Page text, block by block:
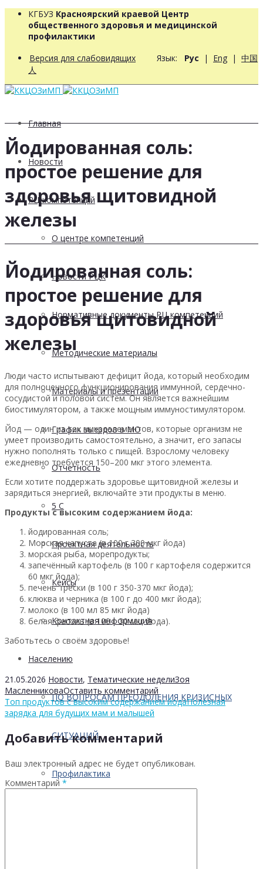
КГБУЗ Красноярский краевой Центр
общественного здоровья и медицинской
профилактики
Версия для слабовидящих Язык: Рус | Eng | 中国
人
Главная
Новости
РЦ компетенций
О центре компетенций
Новости РЦК
Нормативные документы РЦ компетенций
Методические материалы
Материалы и презентации
График выездов в МО
Отчетность
5 С
Проектная деятельность
Кейсы
Контактная информация
Населению
ПО ВОПРОСАМ ПРЕОДОЛЕНИЯ КРИЗИСНЫХ
СИТУАЦИЙ
Профилактика
Йодированная соль:
простое решение для
здоровья щитовидной
железы
Йодированная соль:
простое решение для
здоровья щитовидной
железы
Люди часто испытывают дефицит йода, который необходим
для полноценного функционирования иммунной, сердечно-
сосудистой и половой систем. Он является важнейшим
биостимулятором, а также мощным иммуностимулятором.
Йод — один из тех микроэлементов, которые организм не
умеет производить самостоятельно, а значит, его запасы
нужно пополнять только с пищей. Взрослому человеку
ежедневно требуется 150–200 мкг этого элемента.
Если хотите поддержать здоровье щитовидной железы и
зарядиться энергией, включайте эти продукты в меню.
Продукты с высоким содержанием йода:
йодированная соль;
Морская капуста (в 100 г 300 мкг йода)
морская рыба, морепродукты;
запечённый картофель (в 100 г картофеля содержится
60 мкг йода);
печень трески (в 100 г 350-370 мкг йода);
клюква и черника (в 100 г до 400 мкг йода);
молоко (в 100 мл 85 мкг йода)
белая фасоль (в 100 г 30 мкг йода).
Заботьтесь о своём здоровье!
21.05.2026 Новости, Тематические неделиЗоя
МасленниковаОставить комментарий
Топ продуктов с высоким содержанием йодаПолезная
зарядка для будущих мам и малышей
Добавить комментарий
Ваш электронный адрес не будет опубликован.
Комментарий *